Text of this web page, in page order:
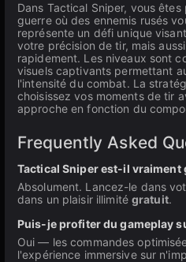
Dans Tactical Sniper, vous
guerre où des ennemis rusés
représente un défi unique
votre précision de tir, mais
rapidement. Les niveaux sont
visuels captivants permettant
l'intensité du combat. La
choisissez vos moments de tir
approche en fonction du
Frequently Asked
Tactical Sniper est-il vraiment
Absolument. Lancez-le dans
dans un plaisir illimitégratuit.
Puis-je profiter du gameplay
Oui — les commandes
l'expérience immersive sur